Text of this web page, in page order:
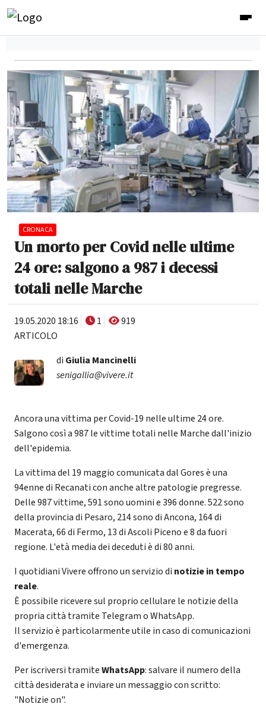
CRONACA
Un morto per Covid nelle ultime
24 ore: salgono a 987 i decessi
totali nelle Marche
19.05.2020 18:16 1
919
ARTICOLO
di Giulia Mancinelli
senigallia@vivere.it
Ancora una vittima per Covid-19 nelle ultime 24 ore.
Salgono così a 987 le vittime totali nelle Marche dall'inizio
dell'epidemia.
La vittima del 19 maggio comunicata dal Gores è una
94enne di Recanati con anche altre patologie pregresse.
Delle 987 vittime, 591 sono uomini e 396 donne. 522 sono
della provincia di Pesaro, 214 sono di Ancona, 164 di
Macerata, 66 di Fermo, 13 di Ascoli Piceno e 8 da fuori
regione. L'età media dei deceduti è di 80 anni.
I quotidiani Vivere offrono un servizio di notizie in tempo
reale.
È possibile ricevere sul proprio cellulare le notizie della
propria città tramite Telegram o WhatsApp.
Il servizio è particolarmente utile in caso di comunicazioni
d'emergenza.
Per iscriversi tramiteWhatsApp: salvare il numero della
città desiderata e inviare un messaggio con scritto:
"Notizie on".